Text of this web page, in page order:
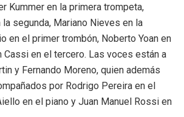
Kummer en la primera trompeta,
segunda, Mariano Nieves en la
en el primer trombón, Noberto Yoan en
Cassi en el tercero. Las voces están a
y Fernando Moreno, quien además
por Rodrigo Pereira en el
en el piano y Juan Manuel Rossi en